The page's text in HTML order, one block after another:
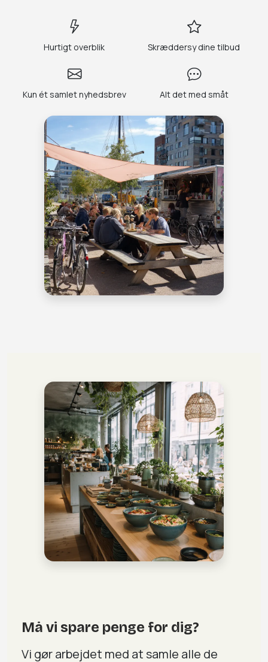
Hurtigt overblik Skræddersy dine tilbud
Kun ét samlet nyhedsbrev Alt det med småt
Må vi spare penge for dig?
Vi gør arbejdet med at samle alle de